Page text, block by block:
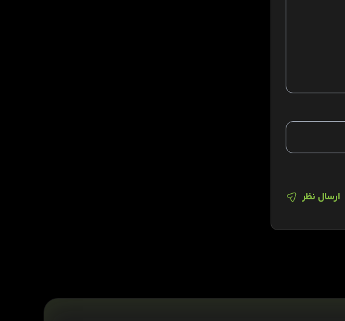
ارسال نظر